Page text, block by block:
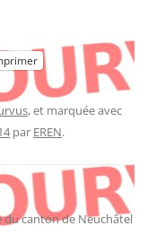
, et marquée avec
par EREN.
du canton de Neuchâtel